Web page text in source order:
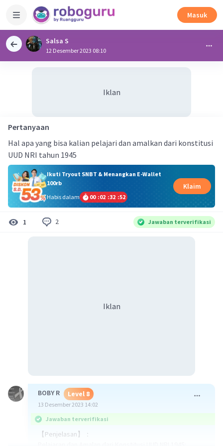
Masuk
Salsa S
12 Desember 2023 08:10
Iklan
Pertanyaan
Hal apa yang bisa kalian pelajari dan amalkan dari konstitusi
UUD NRI tahun 1945
Ikuti Tryout SNBT & Menangkan E-Wallet
100rb
Habis dalam
00 :02 :32 :51
Klaim
1 2 Jawaban terverifikasi
Iklan
BOBY R Level 8
13 Desember 2023 14:02
Jawaban terverifikasi
【Penjelasan】：